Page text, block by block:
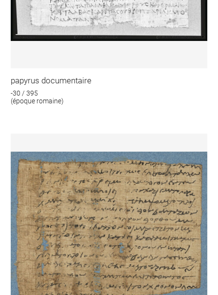
papyrus documentaire
-30 / 395
(époque romaine)